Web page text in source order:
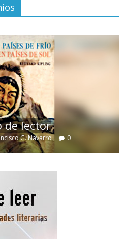
de lector
G. Navarro 0